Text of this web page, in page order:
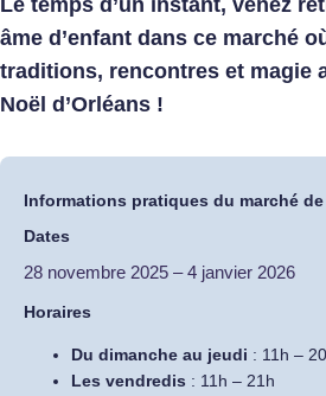
Le temps d’un instant, venez
âme d’enfant dans ce marché
traditions, rencontres et magie
Noël d’Orléans !
Informations pratiques du marché de
Dates
28 novembre 2025 –4 janvier 2026
Horaires
Du dimanche au jeudi : 11h –
Les vendredis : 11h – 21h